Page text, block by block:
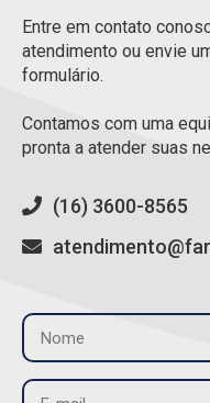
Entre em contato
atendimento ou envie
formulário.
Contamos com uma
pronta a atender suas
(16) 3600-8565